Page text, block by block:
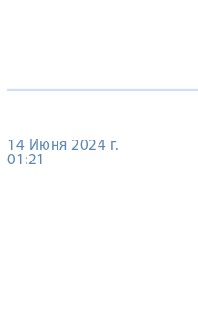
14 Июня 2024 г.
01:21